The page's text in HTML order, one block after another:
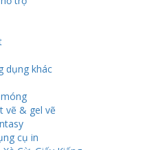
dụng khác
vẽ & gel vẽ
cụ in